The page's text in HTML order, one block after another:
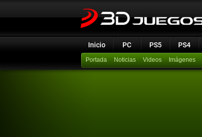
Inicio PC PS5 PS4
Portada Noticias Videos Imágenes